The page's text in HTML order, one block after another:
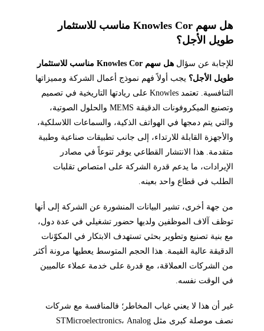
هل سهم Knowles Cor مناسب للاستثمار
طويل الأجل؟
للإجابة عن سؤال
هل سهم Knowles Cor مناسب للاستثمار
طويل الأجل؟يجب أولاً فهم نموذج أعمال الشركة ومميزاتها
التنافسية. تعتمد Knowles على ريادتها التاريخية في تصميم
وتصنيع الميكروفونات الدقيقة MEMS والحلول الصوتية،
والتي يتم دمجها في الهواتف الذكية، والسماعات اللاسلكية،
والأجهزة القابلة للارتداء، إلى جانب تطبيقات صناعية وطبية
متقدمة. هذا الانتشار القطاعي يوفر تنوعاً في مصادر
الإيرادات، ما يدعم قدرة الشركة على امتصاص تقلبات
الطلب في قطاع واحد بعينه.
من جهة أخرى، تشير البيانات المنشورة عن الشركة إلى أنها
توظف آلاف الموظفين ولديها حضور تشغيلي في عدة دول،
مع بنية تصنيع وتطوير بحثي تستهدف الابتكار في المكوّنات
الدقيقة عالية القيمة. هذا الحجم المتوسط يعطيها مرونة أكثر
من الشركات العملاقة، مع قدرة على خدمة عملاء عالميين
في الوقت نفسه.
غير أن هذا لا يعني غياب المخاطر؛ فالمنافسة مع شركات
نصف موصلة كبرى مثل STMicroelectronics، Analog